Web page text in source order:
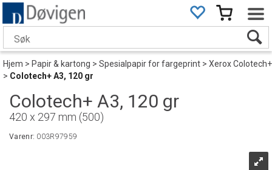
Hjem>Papir & kartong>Spesialpapir for fargeprint>Xerox Colotech+
>Colotech+ A3, 120 gr
Colotech+ A3, 120 gr
420 x 297 mm (500)
Varenr: 003R97959